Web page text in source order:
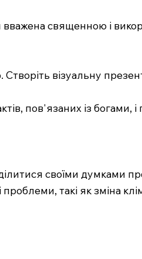
священною і
візуальну
пов'язаних із
своїми думками
такі як зміна